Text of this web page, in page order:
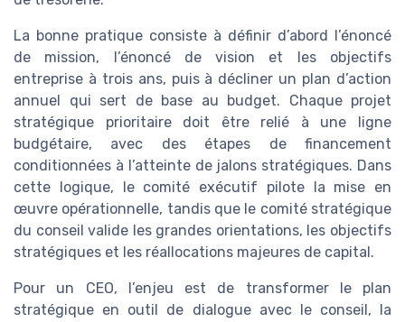
La bonne pratique consiste à définir d’abord l’énoncé
de mission, l’énoncé de vision et les objectifs
entreprise à trois ans, puis à décliner un plan d’action
annuel qui sert de base au budget. Chaque projet
stratégique prioritaire doit être relié à une ligne
budgétaire, avec des étapes de financement
conditionnées à l’atteinte de jalons stratégiques. Dans
cette logique, le comité exécutif pilote la mise en
œuvre opérationnelle, tandis que le comité stratégique
du conseil valide les grandes orientations, les objectifs
stratégiques et les réallocations majeures de capital.
Pour un CEO, l’enjeu est de transformer le plan
stratégique en outil de dialogue avec le conseil, la